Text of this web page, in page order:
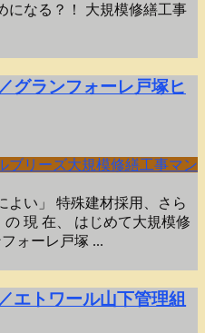
になる？！ 大規模修繕工事
ランフォーレ戸塚ヒ
ブリーズ大規模修繕工事マン
よい」 特殊建材採用、さら
現 在、 はじめて大規模修
ォーレ戸塚 ...
トワール山下管理組